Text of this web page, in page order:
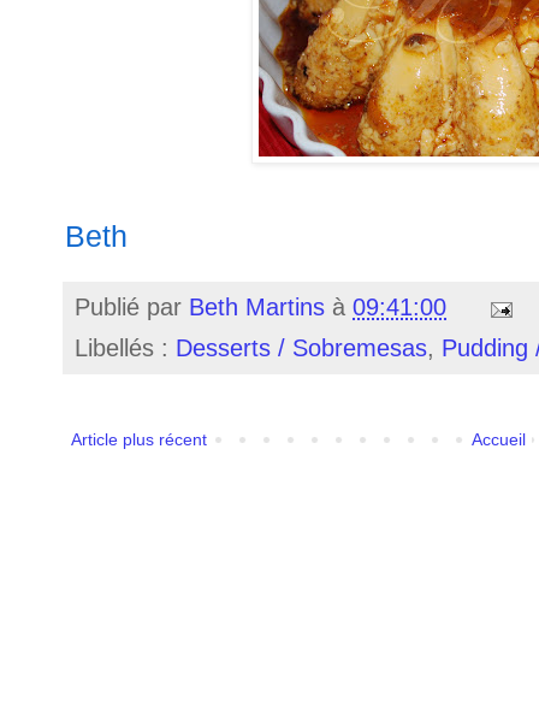
Beth
Publié par Beth Martins à 09:41:00
Libellés : Desserts / Sobremesas, Pudding
Article plus récent Accueil